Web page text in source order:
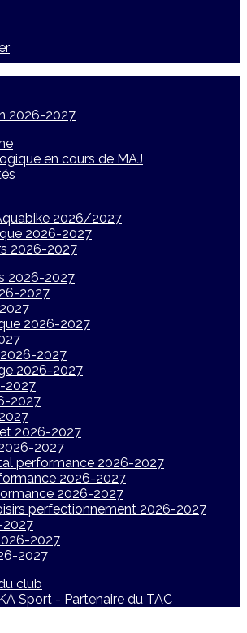
2026-2027
en cours de MAJ
2026/2027
2026-2027
2026-2027
2026-2027
2027
2026-2027
2027
2026-2027
2027
2027
2026-2027
2027
performance 2026-2027
2026-2027
2026-2027
perfectionnement 2026-2027
2027
2027
club
Sport - Partenaire du TAC